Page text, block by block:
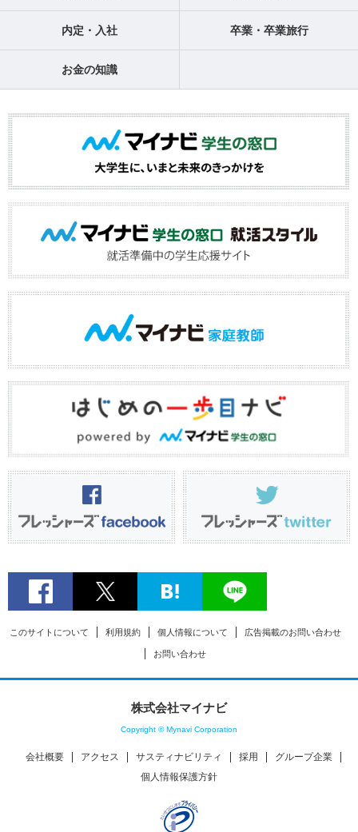
内定・入社 卒業・卒業旅行
お金の知識
このサイトについて 利用規約 個人情報について 広告掲載のお問い合わせ
お問い合わせ
株式会社マイナビ
Copyright © Mynavi Corporation
会社概要 アクセス サスティナビリティ 採用
グループ企業
個人情報保護方針